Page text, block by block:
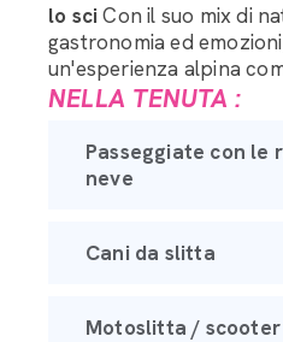
lo sci Con il suo mix di
gastronomia ed
un'esperienza alpina
NELLA TENUTA :
Passeggiate con le
neve
Cani da slitta
Motoslitta / scooter